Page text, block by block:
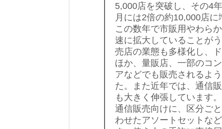
5,000店を突破し、その4
月には2倍の約10,000店
この数年で市販用やわら
速に拡大していることが
売店の業態も多様化し、
ほか、量販店、一部のコ
アなどでも販売されるよ
た。また近年では、通信
も大きく伸張しています
通信販売向けに、区分ご
わせたアソートセットな